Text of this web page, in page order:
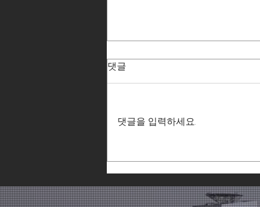
㈜이노온, 2026 국토교통기술
대전 참가…'GB솔루션 서비스'
공개
댓글
댓글을 입력하세요.